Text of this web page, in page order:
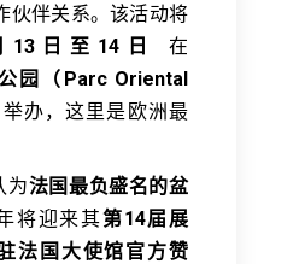
伙伴关系。该活动将
13日至14日
在
园（Parc Oriental
举办，这里是欧洲最
为法国最负盛名的盆
将迎来其第14届展
法国大使馆官方赞